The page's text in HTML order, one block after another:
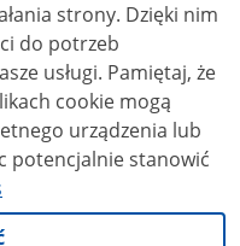
Dzięki nim
do potrzeb
Pamiętaj, że
cookie mogą
urządzenia lub
potencjalnie stanowić